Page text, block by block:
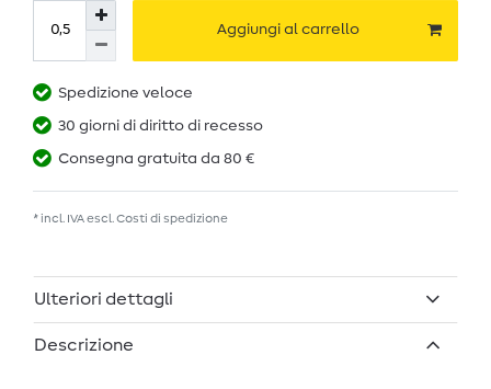
Aggiungi al carrello
Spedizione veloce
30 giorni di diritto di recesso
Consegna gratuita da 80 €
* incl. IVA escl. Costi di spedizione
Ulteriori dettagli
Descrizione